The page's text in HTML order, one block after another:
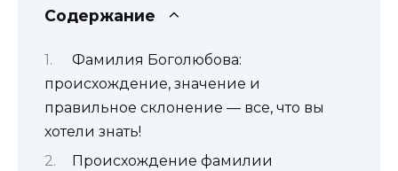
Содержание
Фамилия Боголюбова:
происхождение, значение и
правильное склонение — все, что вы
хотели знать!
Происхождение фамилии